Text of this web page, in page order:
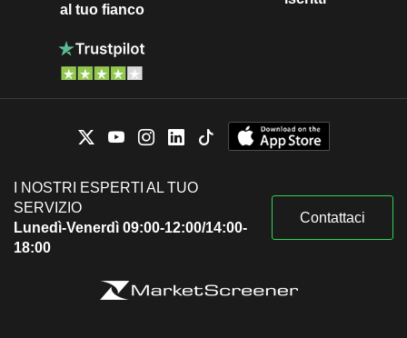
al tuo fianco
I NOSTRI ESPERTI AL TUO
SERVIZIO
Lunedì-Venerdì 09:00-12:00/14:00-
18:00
Contattaci